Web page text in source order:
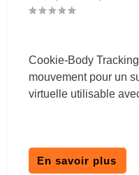
Cookie-Body
mouvement pour un
virtuelle utilisable
En savoir plus